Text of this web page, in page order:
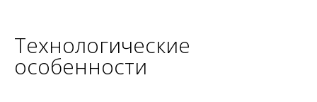
Технологические
особенности